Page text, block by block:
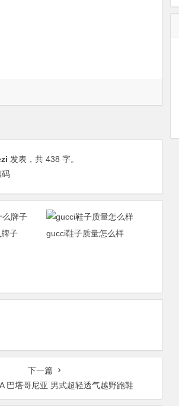
发表，共 438 字。
码
子 gucci鞋子质量怎么样
下一篇
巴塔哥尼亚 男式超轻透气越野跑鞋